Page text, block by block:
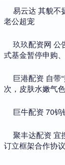
易云达 其貌不
老公超宠
玖玖配资网 公
式基金暂停申购
巨港配资 自带
次，皮肤水嫩气
巨牛配资 70
聚丰达配资 宜
订立框架合作协议